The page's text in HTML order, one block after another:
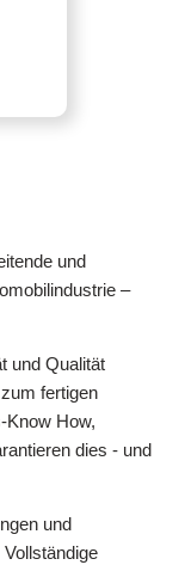
und
–
und Qualität
fertigen
Know How,
dies - und
und